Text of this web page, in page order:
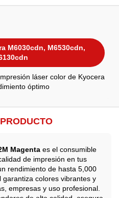
M6030cdn, M6530cdn,
láser color de Kyocera
óptimo
Magenta es el consumible
de impresión en tus
rendimiento de hasta 5,000
colores vibrantes y
empresas y uso profesional.